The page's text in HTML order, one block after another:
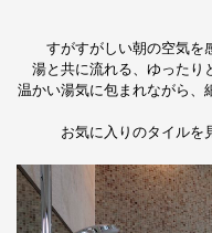
すがすがしい朝の空気を
湯と共に流れる、ゆったり
温かい湯気に包まれながら、
お気に入りのタイルを